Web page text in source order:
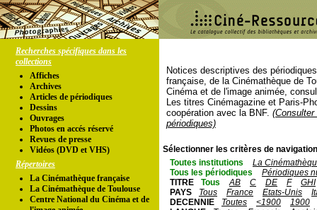
Recherches spécifiques dans les
collections
Affiches
Archives
Articles de périodiques
Dessins
Ouvrages
Photos en accés réservé
Revues de presse
Vidéos (DVD et VHS)
Répertoires
La Cinémathèque française
La Cinémathèque de Toulouse
Centre National du Cinéma et de
Notices descriptives des
française, de la Cinémathèque de
Cinéma et de l'image animée,
Les titres Cinémagazine et Paris-
coopération avec la BNF.
périodiques)
Sélectionner les critères de
Toutes institutions
La
Tous les périodiques
Périodiques
TITRE
Tous AB C DE F
GHI
PAYS
Tous France Etats-Unis
DECENNIE
Toutes <1900
1900